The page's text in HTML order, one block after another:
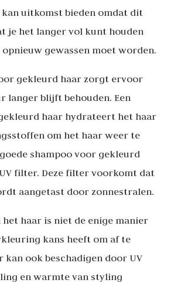
kan uitkomst bieden omdat dit
je het langer vol kunt houden
gewassen moet worden.
gekleurd haar zorgt ervoor
langer blijft behouden. Een
haar hydrateert het haar
om het haar weer te
shampoo voor gekleurd
filter. Deze filter voorkomt dat
aangetast door zonnestralen.
het haar is niet de enige manier
kans heeft om af te
kan ook beschadigen door UV
en warmte van styling